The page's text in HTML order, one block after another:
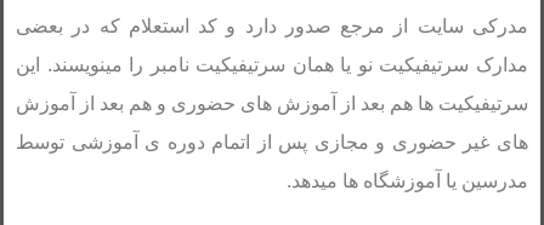
مدرکی سایت از مرجع صدور دارد و کد استعلام که در بعضی
مدارک سرتیفیکیت نو یا همان سرتیفیکیت نامبر را مینویسند. این
سرتیفیکیت ها هم بعد از آموزش های حضوری و هم بعد از آموزش
های غیر حضوری و مجازی پس از اتمام دوره ی آموزشی توسط
مدرسین یا آموزشگاه ها میدهد.